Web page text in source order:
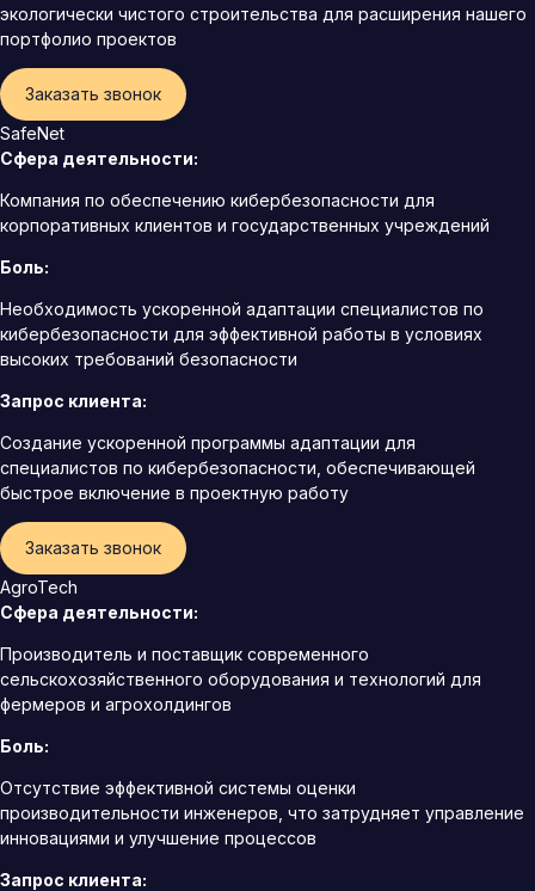
экологически чистого строительства для расширения нашего
портфолио проектов
Заказать звонок
SafeNet
Сфера деятельности:
Компания по обеспечению кибербезопасности для
корпоративных клиентов и государственных учреждений
Боль:
Необходимость ускоренной адаптации специалистов по
кибербезопасности для эффективной работы в условиях
высоких требований безопасности
Запрос клиента:
Создание ускоренной программы адаптации для
специалистов по кибербезопасности, обеспечивающей
быстрое включение в проектную работу
Заказать звонок
AgroTech
Сфера деятельности:
Производитель и поставщик современного
сельскохозяйственного оборудования и технологий для
фермеров и агрохолдингов
Боль:
Отсутствие эффективной системы оценки
производительности инженеров, что затрудняет управление
инновациями и улучшение процессов
Запрос клиента: